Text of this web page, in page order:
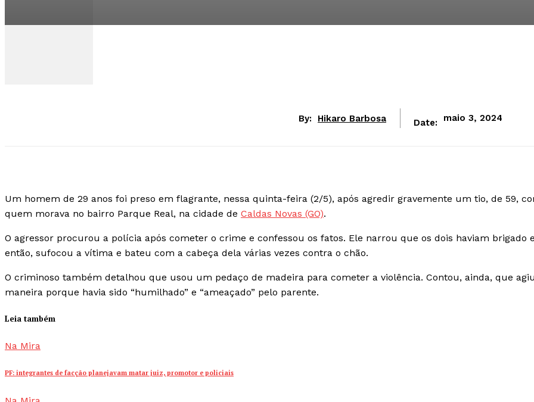
By: Hikaro Barbosa Date: maio 3, 2024
Um homem de 29 anos foi preso em flagrante, nessa quinta-feira (2/5), após agredir gravemente um tio, de 59,
quem morava no bairro Parque Real, na cidade de Caldas Novas (GO).
O agressor procurou a polícia após cometer o crime e confessou os fatos. Ele narrou que os dois haviam brigado
então, sufocou a vítima e bateu com a cabeça dela várias vezes contra o chão.
O criminoso também detalhou que usou um pedaço de madeira para cometer a violência. Contou, ainda, que
maneira porque havia sido “humilhado” e “ameaçado” pelo parente.
Leia também
Na Mira
PF: integrantes de facção planejavam matar juiz, promotor e policiais